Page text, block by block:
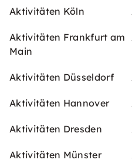
Aktivitäten Köln
Aktivitäten Frankfurt am
Main
Aktivitäten Düsseldorf
Aktivitäten Hannover
Aktivitäten Dresden
Aktivitäten Münster